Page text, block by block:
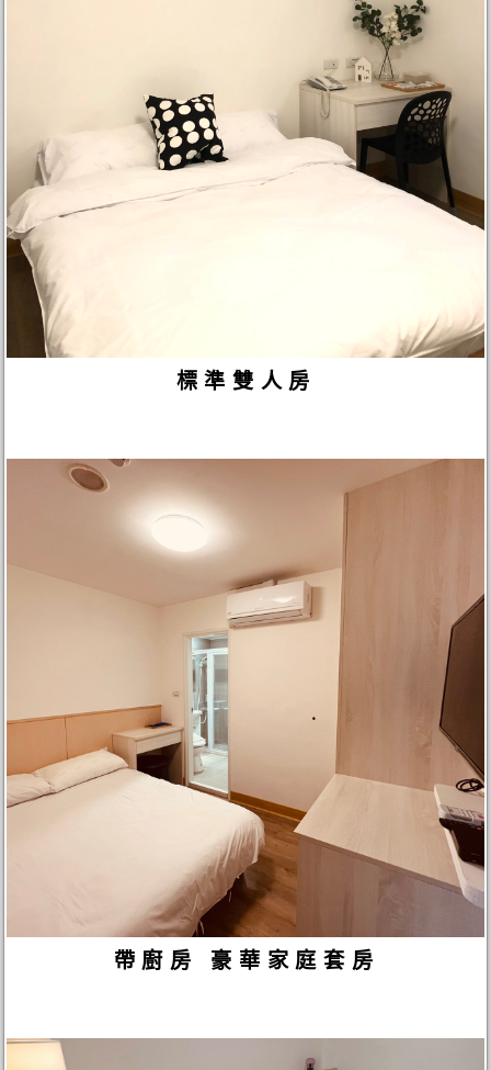
標準雙人房
帶廚房 豪華家庭套房